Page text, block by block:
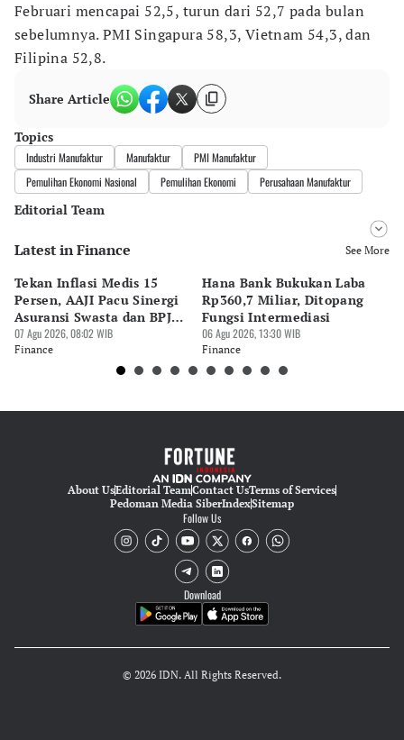
Februari mencapai 52,5, turun dari 52,7 pada bulan
sebelumnya. PMI Singapura 58,3, Vietnam 54,3, dan
Filipina 52,8.
Share Article
Topics
Industri Manufaktur Manufaktur
PMI Manufaktur
Pemulihan Ekonomi Nasional
Pemulihan Ekonomi Perusahaan Manufaktur
Editorial Team
Editor
Editor
Luky Maulana Firmansyah
Latest in Finance See More
Tekan Inflasi Medis 15
Persen, AAJI Pacu Sinergi
Asuransi Swasta dan BPJS
Kesehatan
07 Agu 2026, 08:02 WIB
Finance
Hana Bank Bukukan Laba
Rp360,7 Miliar, Ditopang
Fungsi Intermediasi
06 Agu 2026, 13:30 WIB
Finance
About UsEditorial TeamContact UsTerms of Services
Pedoman Media SiberIndexSitemap
Follow Us
Download
© 2026 IDN. All Rights Reserved.